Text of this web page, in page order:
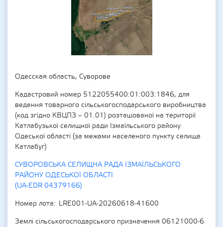
Одесская область, Суворове
Кадастровий номер 5122055400:01:003:1846, для
ведення товарного сільськогосподарського виробництва
(код згідно КВЦПЗ – 01.01) розташованої на території
Катлабузької селищної ради Ізмаїльського району
Одеської області (за межами населеного пункту селища
Катлабуг)
СУВОРОВСЬКА СЕЛИЩНА РАДА ІЗМАЇЛЬСЬКОГО
РАЙОНУ ОДЕСЬКОЇ ОБЛАСТІ
(UA-EDR 04379166)
Номер лота
LRE001-UA-20260618-41600
Землі сільськогосподарського призначення 06121000-6